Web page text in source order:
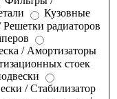
Кузовные
радиаторов
/ Амортизаторы
стоек
/ Стабилизатор